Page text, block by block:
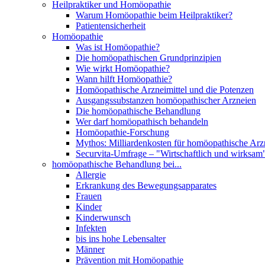
Heilpraktiker und Homöopathie
Warum Homöopathie beim Heilpraktiker?
Patientensicherheit
Homöopathie
Was ist Homöopathie?
Die homöopathischen Grundprinzipien
Wie wirkt Homöopathie?
Wann hilft Homöopathie?
Homöopathische Arzneimittel und die Potenzen
Ausgangssubstanzen homöopathischer Arzneien
Die homöopathische Behandlung
Wer darf homöopathisch behandeln
Homöopathie-Forschung
Mythos: Milliardenkosten für homöopathische
Securvita-Umfrage – "Wirtschaftlich und
homöopathische Behandlung bei...
Allergie
Erkrankung des Bewegungsapparates
Frauen
Kinder
Kinderwunsch
Infekten
bis ins hohe Lebensalter
Männer
Prävention mit Homöopathie